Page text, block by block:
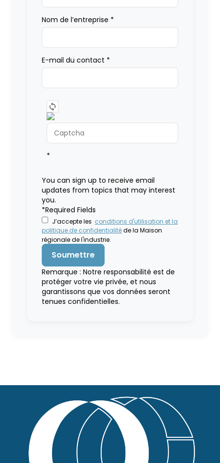
Nom de l’entreprise *
E-mail du contact *
*
You can sign up to receive email
updates from topics that may interest
you.
*Required Fields
J’accepte les conditions d'utilisation et la
politique de confidentialitéde la Maison
régionale de l'industrie.
Remarque : Notre responsabilité est de
protéger votre vie privée, et nous
garantissons que vos données seront
tenues confidentielles.